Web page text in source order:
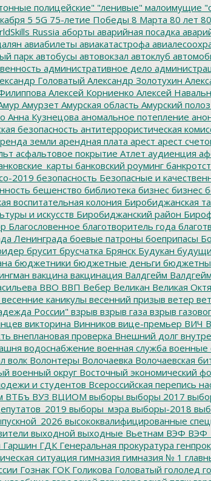
полицейские" "ленивые" малоимущие
5 5G 75-летие Победы 8 Марта 80 лет
Russia аборты аварийная посадка
авиабилеты авиакатастрофа
парк автобусы автовокзал автоклуб
административное дело
Головатый Александр Золотухин
Алексей Корниенко Алексей
Амурзет Амурская область Амурский полоз
Анна Кузнецова аномальное потепление
безопасность антитеррористическая
земли арендная плата арест арест
асфальтовое покрытие Атлет аудиенция
банковский роуминг
2019 безопасность Безопасные и
бешенство библиотека бизнес бизнес
воспитательная колония Биробиджанская
и искусств Биробиджанский район
Благословенное благотворитель года
Ленинграда боевые патроны боеприпасы
брусит брусчатка Брянск Будукан
бюджетники бюджетные деньги
вакцина вакцинация Валдгейм
ВВО ВВП Вебер Великан Великая
весенние каникулы весенний призыв ветер
России" взрыв взрыв газа взрыв
викторина Винников вице-премьер ВИЧ
внеплановая проверка Внешний долг
водоснабжение военная служба военные
волк Волонтеры Волочаевка Волочаевская
военный округ Восточный экономический
и студентов Всероссийская перепись
ВТБъ ВУЗ ВЦИОМ выборы выборы 2017
выборы_мэра выборы-2018
высококвалифицированные
выходной выходные Вьетнам ВЭФ
Гаршин ГДК Генеральная прокуратура
ситуация гимназия гимназия № 1
Гознак ГОК Голикова Головатый гололед